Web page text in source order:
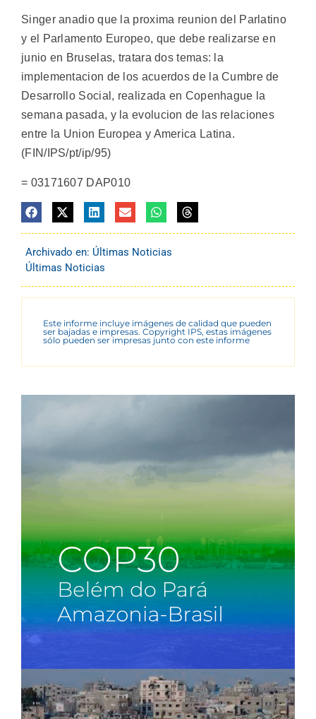
Singer anadio que la proxima reunion del Parlatino
y el Parlamento Europeo, que debe realizarse en
junio en Bruselas, tratara dos temas: la
implementacion de los acuerdos de la Cumbre de
Desarrollo Social, realizada en Copenhague la
semana pasada, y la evolucion de las relaciones
entre la Union Europea y America Latina.
(FIN/IPS/pt/ip/95)
= 03171607 DAP010
Archivado en: Últimas Noticias
Últimas Noticias
Este informe incluye imágenes de calidad que pueden
ser bajadas e impresas. Copyright IPS, estas imágenes
sólo pueden ser impresas junto con este informe